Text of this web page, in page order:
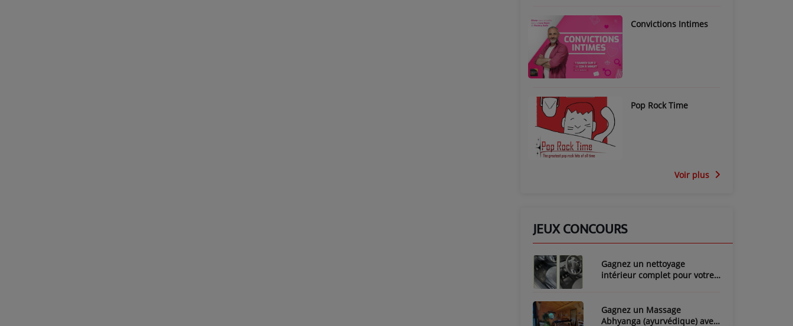
Convictions Intimes
Pop Rock Time
Voir plus
JEUX CONCOURS
Gagnez un nettoyage
intérieur complet pour votre
Gagnez un Massage
Abhyanga (ayurvédique) avec